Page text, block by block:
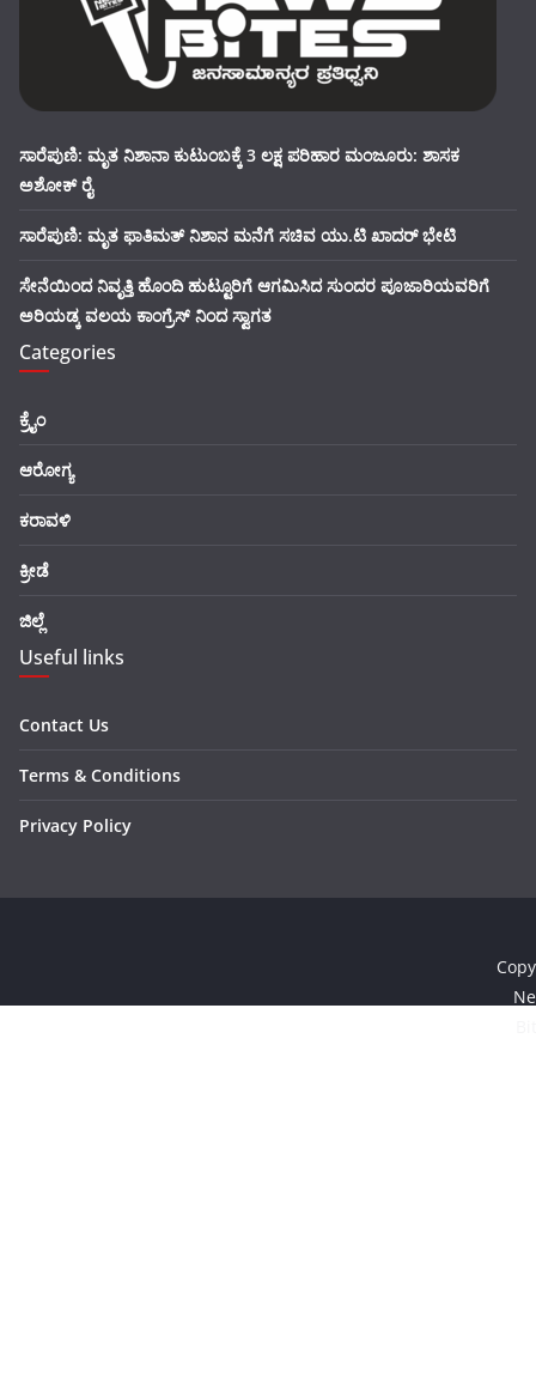
ಸಾರೆಪುಣಿ: ಮೃತ ನಿಶಾನಾ ಕುಟುಂಬಕ್ಕೆ 3 ಲಕ್ಷ ಪರಿಹಾರ ಮಂಜೂರು: ಶಾಸಕ
ಅಶೋಕ್ ರೈ
ಸಾರೆಪುಣಿ: ಮೃತ ಫಾತಿಮತ್ ನಿಶಾನ ಮನೆಗೆ ಸಚಿವ ಯು.ಟಿ ಖಾದರ್ ಭೇಟಿ
ಸೇನೆಯಿಂದ ನಿವೃತ್ತಿ ಹೊಂದಿ ಹುಟ್ಟೂರಿಗೆ ಆಗಮಿಸಿದ ಸುಂದರ ಪೂಜಾರಿಯವರಿಗೆ
ಅರಿಯಡ್ಕ ವಲಯ ಕಾಂಗ್ರೆಸ್ ನಿಂದ ಸ್ವಾಗತ
Categories
ಕ್ರೈಂ
ಆರೋಗ್ಯ
ಕರಾವಳಿ
ಕ್ರೀಡೆ
ಜಿಲ್ಲೆ
Useful links
Contact Us
Terms & Conditions
Privacy Policy